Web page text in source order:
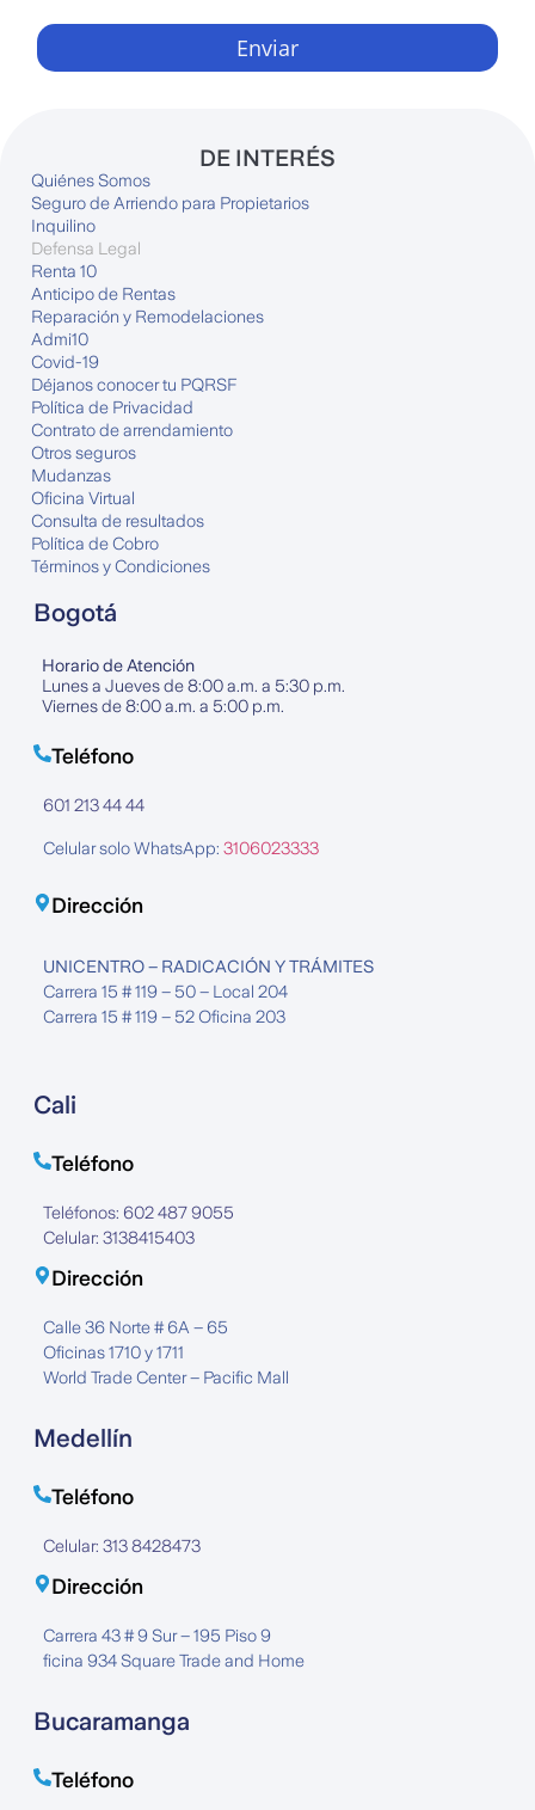
Enviar
DE INTERÉS
Quiénes Somos
Seguro de Arriendo para Propietarios
Inquilino
Defensa Legal
Renta 10
Anticipo de Rentas
Reparación y Remodelaciones
Admi10
Covid-19
Déjanos conocer tu PQRSF
Política de Privacidad
Contrato de arrendamiento
Otros seguros
Mudanzas
Oficina Virtual
Consulta de resultados
Política de Cobro
Términos y Condiciones
Bogotá
Horario de Atención
Lunes a Jueves de 8:00 a.m. a 5:30 p.m.
Viernes de 8:00 a.m. a 5:00 p.m.
Teléfono
601 213 44 44
Celular solo WhatsApp: 3106023333
Dirección
UNICENTRO – RADICACIÓN Y TRÁMITES
Carrera 15 # 119 – 50 – Local 204
Carrera 15 # 119 – 52 Oficina 203
Cali
Teléfono
Teléfonos: 602 487 9055
Celular: 3138415403
Dirección
Calle 36 Norte # 6A – 65
Oficinas 1710 y 1711
World Trade Center – Pacific Mall
Medellín
Teléfono
Celular: 313 8428473
Dirección
Carrera 43 # 9 Sur – 195 Piso 9
ficina 934 Square Trade and Home
Bucaramanga
Teléfono